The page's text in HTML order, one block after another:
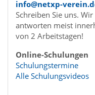
info@netxp-
Schreiben Sie uns. Wir
antworten meist
von 2 Arbeitstagen!
Online-Schulungen
Schulungstermine
Alle Schulungsvideos